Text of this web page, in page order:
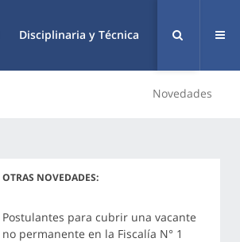
Disciplinaria y Técnica
Novedades
OTRAS NOVEDADES:
Postulantes para cubrir una vacante
no permanente en la Fiscalía N° 1